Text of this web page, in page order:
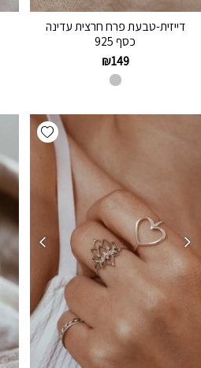
דייזית-טבעת פרח חרצית עדינה
כסף 925
₪149
Add wishlist